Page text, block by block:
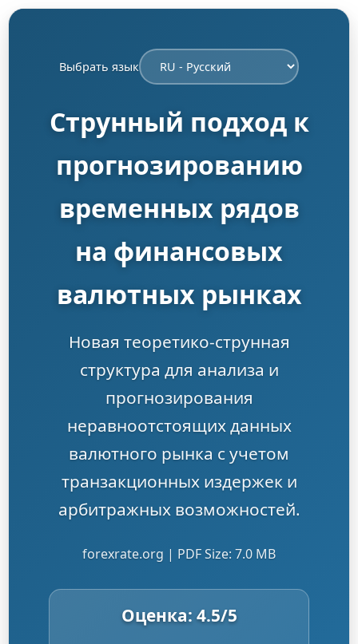
Выбрать язык
Струнный подход к
прогнозированию
временных рядов
на финансовых
валютных рынках
Новая теоретико-струнная
структура для анализа и
прогнозирования
неравноотстоящих данных
валютного рынка с учетом
транзакционных издержек и
арбитражных возможностей.
forexrate.org | PDF Size: 7.0 MB
Оценка: 4.5/5